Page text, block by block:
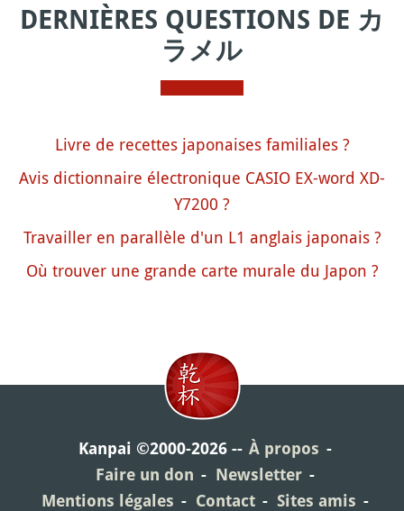
DERNIÈRES QUESTIONS DE カ
ラメル
Livre de recettes japonaises familiales ?
Avis dictionnaire électronique CASIO EX-word XD-
Y7200 ?
Travailler en parallèle d'un L1 anglais japonais ?
Où trouver une grande carte murale du Japon ?
Kanpai ©2000-2026
À propos
Faire un don
Newsletter
Mentions légales
Contact Sites amis